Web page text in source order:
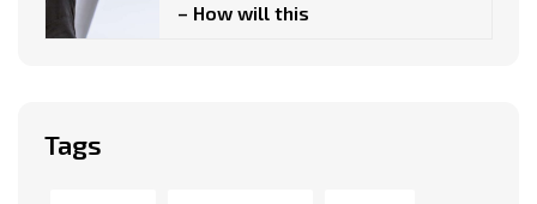
– How will this
Tags